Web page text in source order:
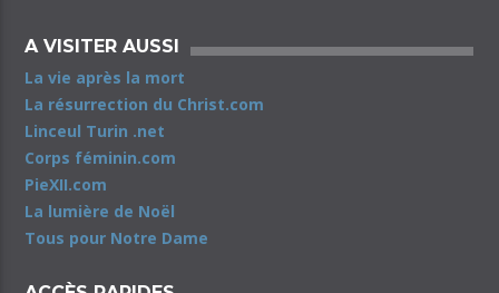
A VISITER AUSSI
La vie après la mort
La résurrection du Christ.com
Linceul Turin .net
Corps féminin.com
PieXII.com
La lumière de Noël
Tous pour Notre Dame